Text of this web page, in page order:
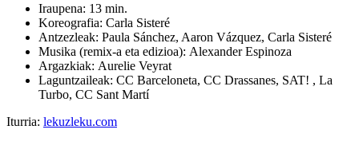
Iraupena: 13 min.
Koreografia: Carla Sisteré
Antzezleak: Paula Sánchez, Aaron Vázquez, Carla Sisteré
Musika (remix-a eta edizioa): Alexander Espinoza
Argazkiak: Aurelie Veyrat
Laguntzaileak: CC Barceloneta, CC Drassanes, SAT! , La
Turbo, CC Sant Martí
Iturria: lekuzleku.com